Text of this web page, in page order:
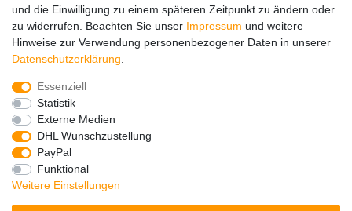
Impressum
Barrierefreiheitserklärung
und die Einwilligung zu einem späteren Zeitpunkt zu ändern oder
zu widerrufen. Beachten Sie unser Impressum und weitere
Hinweise zur Verwendung personenbezogener Daten in unserer
Daten­schutz­erklärung
Essenziell
Statistik
Externe Medien
DHL Wunschzustellung
PayPal
Funktional
Weitere Einstellungen